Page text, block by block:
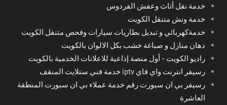
خدمة نقل أثاث وعفش الفردوس
خدمة ونش متنقل الكويت
خدمةكهربائي و تبديل بطاريات سيارات وفحص متنقل الكويت
دهان منازل و صباغة خشب بكل الالوان بالكويت
راديو الكويت - أول منصة إذاعية للاعلانات الخدمية بالكويت
رسيفر انترنت واي فاي iptv خدمة فني ستلايت المنقف
رسيفر بي ان سبورت رقم خدمة عملاء بي ان سبورت المنطقة
العاشرة